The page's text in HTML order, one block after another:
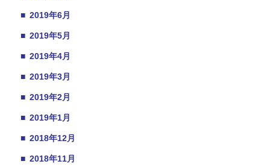
■ 2019年6月
■ 2019年5月
■ 2019年4月
■ 2019年3月
■ 2019年2月
■ 2019年1月
■ 2018年12月
■ 2018年11月